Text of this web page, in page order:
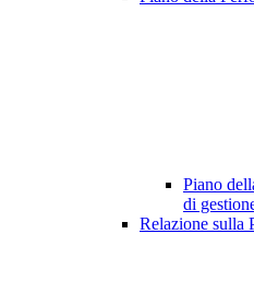
Piano
di
Relazione sulla